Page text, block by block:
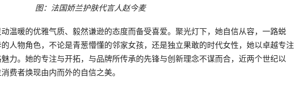
图：法国娇兰护肤代言人赵今麦
温暖的优雅气质、毅然谦逊的态度而备受喜爱。聚光灯下，她自信从容，一路蜕
人物角色，不论是青葱懵懂的邻家女孩，还是独立果敢的时代女性，她以卓越专注
力。她的专注与开拓，与品牌所传承的先锋与创新理念不谋而合，近两个世纪以
费者焕现由内而外的自信之美。